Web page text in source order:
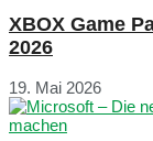
XBOX Game
2026
19. Mai 2026